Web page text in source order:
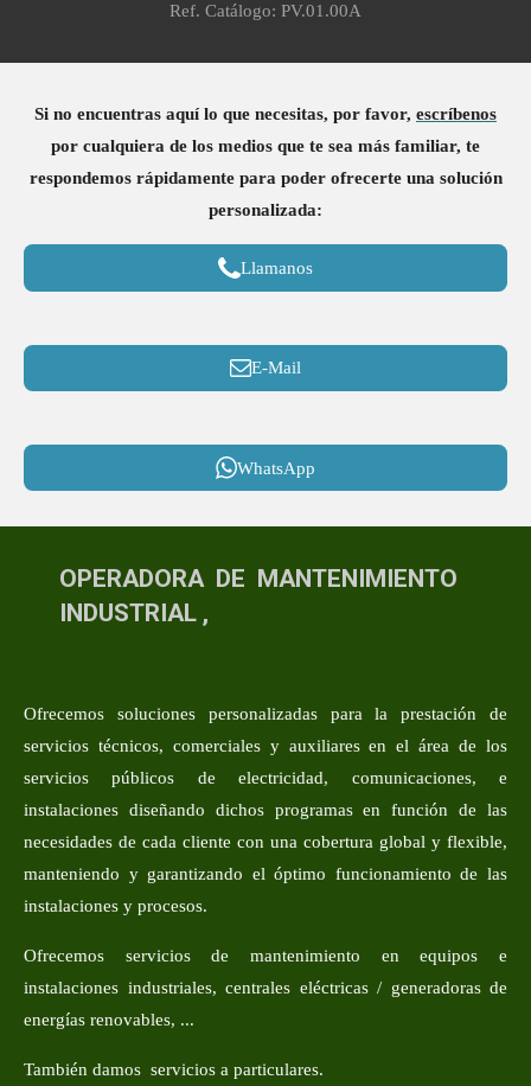
Ref. Catálogo: PV.01.00A
Si no encuentras aquí lo que necesitas, por favor, escríbenos
por cualquiera de los medios que te sea más familiar, te
respondemos rápidamente para poder ofrecerte una solución
personalizada:
Llamanos
E-Mail
WhatsApp
OPERADORA DE MANTENIMIENTO
INDUSTRIAL ,
Ofrecemos soluciones personalizadas para la prestación de
servicios técnicos, comerciales y auxiliares en el área de los
servicios públicos de electricidad, comunicaciones, e
instalaciones diseñando dichos programas en función de las
necesidades de cada cliente con una cobertura global y flexible,
manteniendo y garantizando el óptimo funcionamiento de las
instalaciones y procesos.
Ofrecemos servicios de mantenimiento en equipos e
instalaciones industriales, centrales eléctricas / generadoras de
energías renovables, ...
También damos servicios a particulares.